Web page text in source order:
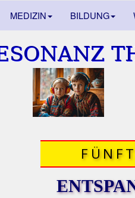
MEDIZIN BILDUNG